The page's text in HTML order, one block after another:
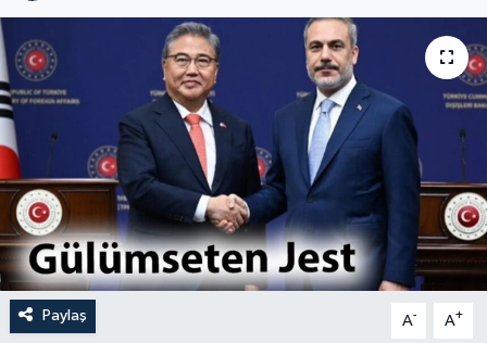
Paylaş A- A+